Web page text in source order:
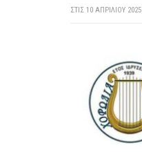
ΣΤΙΣ 10 ΑΠΡΙΛΊΟΥ 2025